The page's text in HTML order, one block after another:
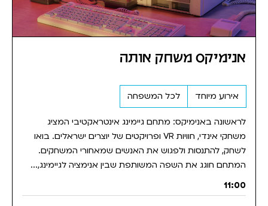
אנימיקס משחק אותה
אירוע מיוחד לכל המשפחה
לראשונה באנימיקס: מתחם גיימינג אינטראקטיבי המציג
משחקי אינדי, חוויות VR ופרויקטים של יוצרים ישראלים. בואו
לשחק, להתנסות ולפגוש את האנשים שמאחורי המשחקים.
המתחם חוגג את השפה המשותפת שבין אנימציה לגיימינג,...
11:00